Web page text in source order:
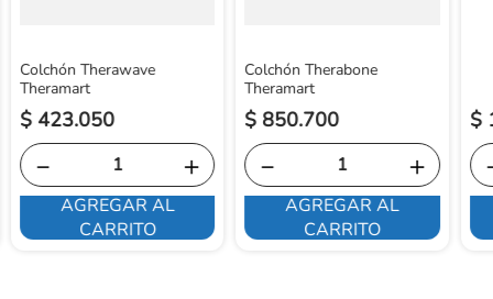
Colchón Therawave
Theramart
$ 423.050
＋
－
AGREGAR AL
CARRITO
Colchón Therabone
Theramart
$ 850.700
＋
－
AGREGAR AL
CARRITO
$